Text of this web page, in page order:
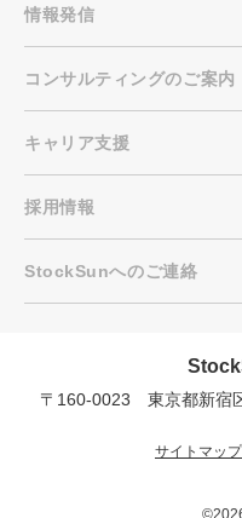
プロに無料相談をする
情報発信
コンサルティングのご案内
キャリア支援
採用情報
StockSunへのご連絡
〒160-0023 東京都新宿
サイトマップ